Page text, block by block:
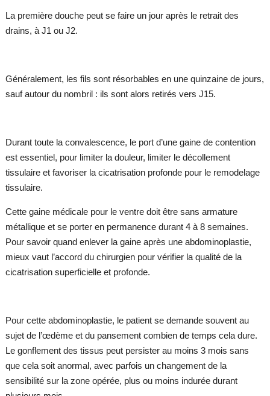
La première douche peut se faire un jour après le retrait des
drains, à J1 ou J2.
Généralement, les fils sont résorbables en une quinzaine de jours,
sauf autour du nombril : ils sont alors retirés vers J15.
Durant toute la convalescence, le port d’une gaine de contention
est essentiel, pour limiter la douleur, limiter le décollement
tissulaire et favoriser la cicatrisation profonde pour le remodelage
tissulaire.
Cette gaine médicale pour le ventre doit être sans armature
métallique et se porter en permanence durant 4 à 8 semaines.
Pour savoir quand enlever la gaine après une abdominoplastie,
mieux vaut l’accord du chirurgien pour vérifier la qualité de la
cicatrisation superficielle et profonde.
Pour cette abdominoplastie, le patient se demande souvent au
sujet de l’œdème et du pansement combien de temps cela dure.
Le gonflement des tissus peut persister au moins 3 mois sans
que cela soit anormal, avec parfois un changement de la
sensibilité sur la zone opérée, plus ou moins indurée durant